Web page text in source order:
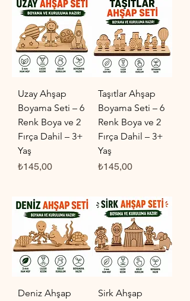
Uzay Ahşap
Boyama Seti – 6
Renk Boya ve 2
Fırça Dahil – 3+
Yaş
Fiyat
₺145,00
Taşıtlar Ahşap
Boyama Seti – 6
Renk Boya ve 2
Fırça Dahil – 3+
Yaş
Fiyat
₺145,00
Deniz Ahşap
Sirk Ahşap